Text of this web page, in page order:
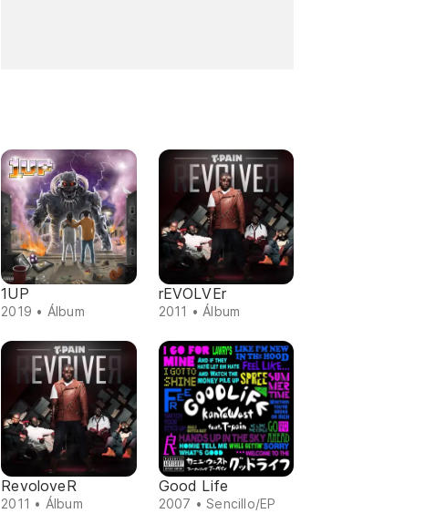
1UP
2019 • Álbum
rEVOLVEr
2011 • Álbum
RevoloveR
2011 • Álbum
Good Life
2007 • Sencillo/EP